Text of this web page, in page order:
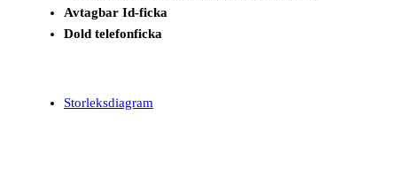
Avtagbar Id-ficka
Dold telefonficka
Storleksdiagram